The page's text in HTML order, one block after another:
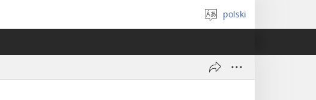
Wybór
języka
polski